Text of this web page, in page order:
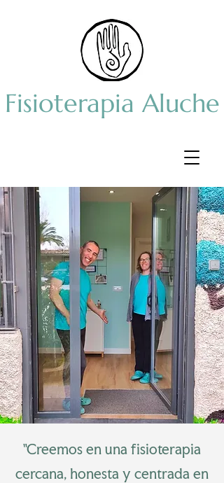
Fisioterapia Aluche
"Creemos en una fisioterapia
cercana, honesta y centrada en